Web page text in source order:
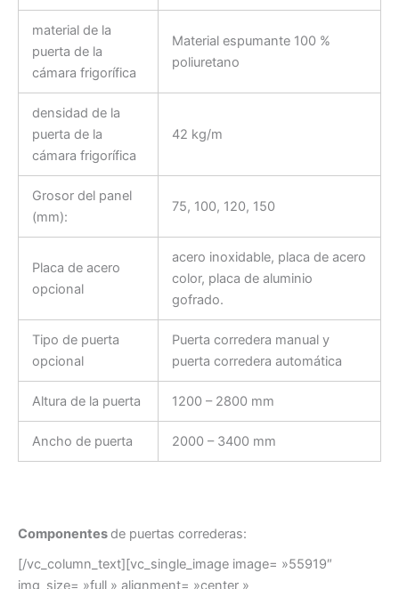
material de la
puerta de la
cámara frigorífica
Material espumante 100 %
poliuretano
densidad de la
puerta de la
cámara frigorífica
42 kg/m
Grosor del panel
(mm):
75, 100, 120, 150
Placa de acero
opcional
acero inoxidable, placa de acero
color, placa de aluminio
gofrado.
Tipo de puerta
opcional
Puerta corredera manual y
puerta corredera automática
Altura de la puerta 1200 – 2800 mm
Ancho de puerta 2000 – 3400 mm
Componentesde puertas correderas:
[/vc_column_text][vc_single_image image= »55919″
img_size= »full » alignment= »center »